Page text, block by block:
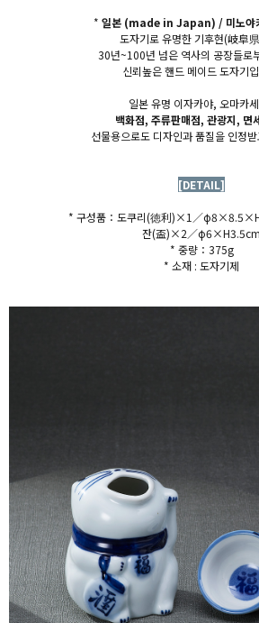
* 일본 (made in Japan) / 미노야
도자기로 유명한 기후현(岐阜
30년~100년 넘은 역사의 공장들로
신뢰높은핸드 메이드 도자기
일본 유명 이자카야, 오마카
백화점, 주류판매점, 관광지, 면
선물용으로도 디자인과 품질을 인정
[DETAIL]
* 구성품：도쿠리(徳利)×1／
잔(盃)×2／φ6×H3.5cm
* 중량：375g
* 소재 : 도자기제